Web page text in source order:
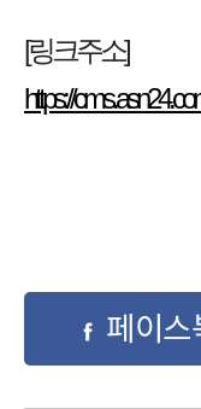
[링크주소]
https://
페이스